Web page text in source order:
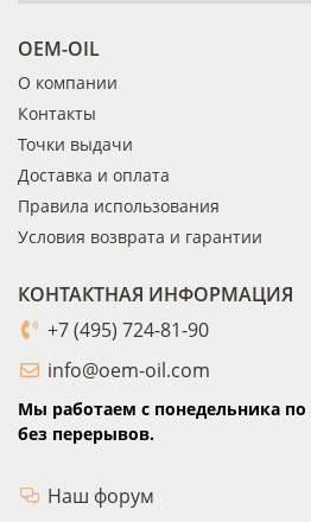
OEM-OIL
О компании
Контакты
Точки выдачи
Доставка и оплата
Правила использования
Условия возврата и гарантии
КОНТАКТНАЯ ИНФОРМАЦИЯ
+7 (495) 724-81-90
info@oem-oil.com
Мы работаем с понедельника по
без перерывов.
Наш форум